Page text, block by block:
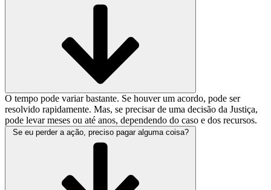
O tempo pode variar bastante. Se houver um acordo, pode ser
resolvido rapidamente. Mas, se precisar de uma decisão da Justiça,
pode levar meses ou até anos, dependendo do caso e dos recursos.
Se eu perder a ação, preciso pagar alguma coisa?